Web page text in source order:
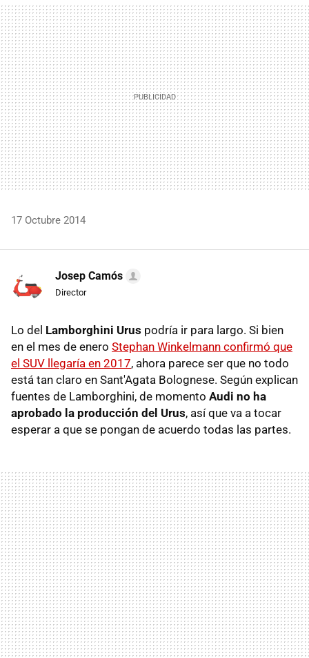
MAIL
17 Octubre 2014
Josep Camós
Director
Lo del Lamborghini Urus podría ir para largo. Si bien
en el mes de enero Stephan Winkelmann confirmó que
el SUV llegaría en 2017, ahora parece ser que no todo
está tan claro en Sant'Agata Bolognese. Según explican
fuentes de Lamborghini, de momento Audi no ha
aprobado la producción del Urus, así que va a tocar
esperar a que se pongan de acuerdo todas las partes.